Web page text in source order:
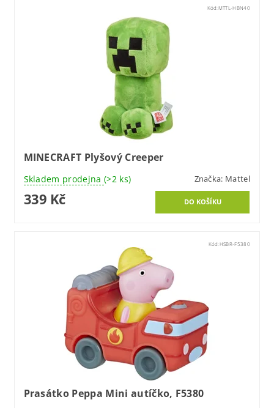
Kód: MTTL-HBN40
MINECRAFT Plyšový Creeper
Skladem prodejna (>2 ks) Značka: Mattel
339 Kč
Kód: HSBR-F5380
Prasátko Peppa Mini autíčko, F5380